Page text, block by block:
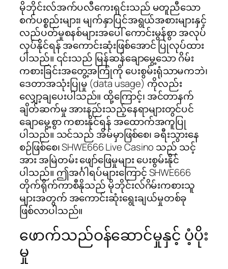
မိုဘိုင်းလ်အက်ပလီကေးရှင်းသည် မတူညီသော
စက်ပစ္စည်းများ၊ မျက်နှာပြင်အရွယ်အစားများနှင့်
လည်ပတ်မှုစနစ်များအပေါ် ကောင်းမွန်စွာ အလုပ်
လုပ်နိုင်ရန် အကောင်းဆုံးဖြစ်အောင် ပြုလုပ်ထား
ပါသည်။ ၎င်းသည် မြန်ဆန်ချောမွေ့သော ဂိမ်း
ကစားခြင်းအတွေ့အကြုံကို ပေးစွမ်းရုံသာမကဘဲ၊
ဒေတာအသုံးပြုမှု (data usage) ကိုလည်း
လျှော့ချပေးပါသည်။ ထို့ကြောင့်၊ အင်တာနက်
ချိတ်ဆက်မှု အားနည်းသည့်နေရာများတွင်ပင်
ချောမွေ့စွာ ကစားနိုင်ရန် အထောက်အကူပြု
ပါသည်။ သင်သည် အိမ်မှာဖြစ်စေ၊ ခရီးသွားနေ
စဉ်ဖြစ်စေ၊ SHWE666 Live Casino သည် သင့်
အား အမြဲတမ်း ဖျော်ဖြေမှုများ ပေးစွမ်းနိုင်
ပါသည်။ ဤအင်္ဂါရပ်များကြောင့် SHWE666
တိုက်ရိုက်ကာစီနိုသည် မိုဘိုင်းလ်ဂိမ်းကစားသူ
များအတွက် အကောင်းဆုံးရွေးချယ်မှုတစ်ခု
ဖြစ်လာပါသည်။
ဖောက်သည်ဝန်ဆောင်မှုနှင့် ပံ့ပိုး
မှု